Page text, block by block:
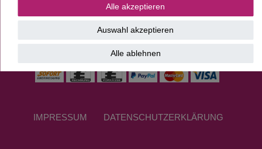
ZAHLUNGSANBIETER
IMPRESSUM DATEN­SCHUTZ­ERKLÄRUNG
Alle akzeptieren
Auswahl akzeptieren
Alle ablehnen